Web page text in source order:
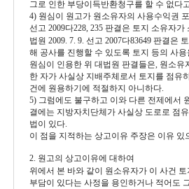
그로 인한 부당이득반환청구를 할 수 없다
4) 원심이 원고가 원소유자의 사용수익권
선고 2009다228, 235 판결은 토지 소유자
법원 2009. 7. 9. 선고 2007다83649 판결
해 공사를 진행할 수 있도록 토지 등의 사
원심이 인용한 위 대법원 판결들은, 원소
한 자가 사실상 지배주체로서 토지를 점유
건에 원용하기에 적절하지 아니하다.
5) 그럼에도 불구하고 이와 다른 전제에서
결에는 지방자치단체가 사실상 도로로 점
법이 있다.
이 점을 지적하는 상고이유 주장은 이유
2. 원고의 상고이유에 대하여
위에서 본 바와 같이 원소유자가 이 사건
부담이 있다는 사정을 용인하거나 적어도